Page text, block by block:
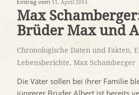
Eintrag vom 11. April 2014
Max
Brüder Max und
Chronologische Daten und Fakten,
Lebensberichte, Max Schamberger
Die Väter sollen bei ihrer Familie
jüngerer Bruder Albert ist bereits